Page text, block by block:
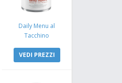
Daily Menu al
Tacchino
VEDI PREZZI